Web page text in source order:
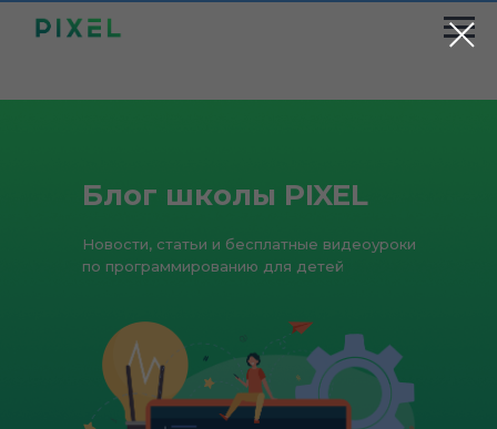
Блог школы PIXEL
Новости, статьи и бесплатные видеоуроки
по программированию для детей